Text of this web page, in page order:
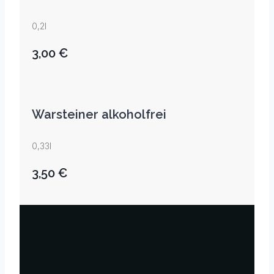
0,2l
3,00 €
Warsteiner alkoholfrei
0,33l
3,50 €